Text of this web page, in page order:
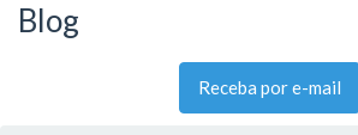
Blog
Receba por e-mail